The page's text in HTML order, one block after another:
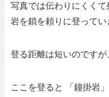
写真では伝わりにくく
岩を鎖を頼りに登ってい
登る距離は短いのですが
ここを登ると 「鐘掛岩